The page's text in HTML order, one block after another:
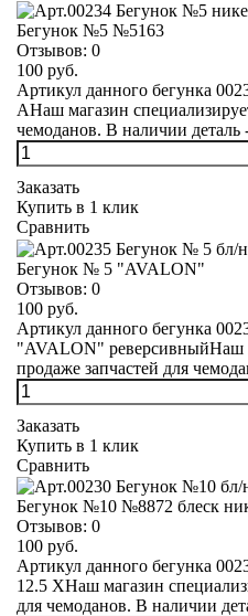
Бегунок №5 №5163
Отзывов: 0
100 руб.
Артикул данного бегунка
АНаш магазин
чемоданов. В наличии деталь
Заказать
Купить в 1 клик
Сравнить
Бегунок № 5 "AVALON"
Отзывов: 0
100 руб.
Артикул данного бегунка
"AVALON" реверсивныйНаш
продаже запчастей для
Заказать
Купить в 1 клик
Сравнить
Бегунок №10 №8872 блеск
Отзывов: 0
100 руб.
Артикул данного бегунка
12.5 XНаш магазин
для чемоданов. В наличии